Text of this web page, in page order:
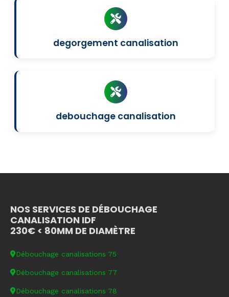
degorgement canalisation
debouchage canalisation
NOS SERVICES DE DÉBOUCHAGE
CANALISATION IDF
230€ < 80MM DE DIAMÈTRE
Débouchage canalisations 75
Débouchage canalisations 77
Débouchage canalisations 78